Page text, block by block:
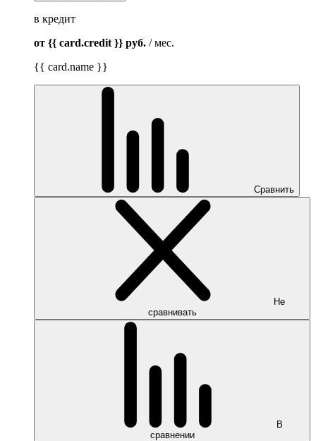
в кредит
от {{ card.credit }} руб. / мес.
{{ card.name }}
Сравнить
Не
сравнивать
В
сравнении